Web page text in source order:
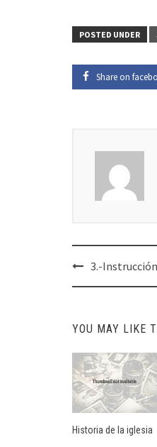
POSTED UNDER
Share on
Post
navigation
3.-
YOU MAY LIKE
Historia de la iglesia